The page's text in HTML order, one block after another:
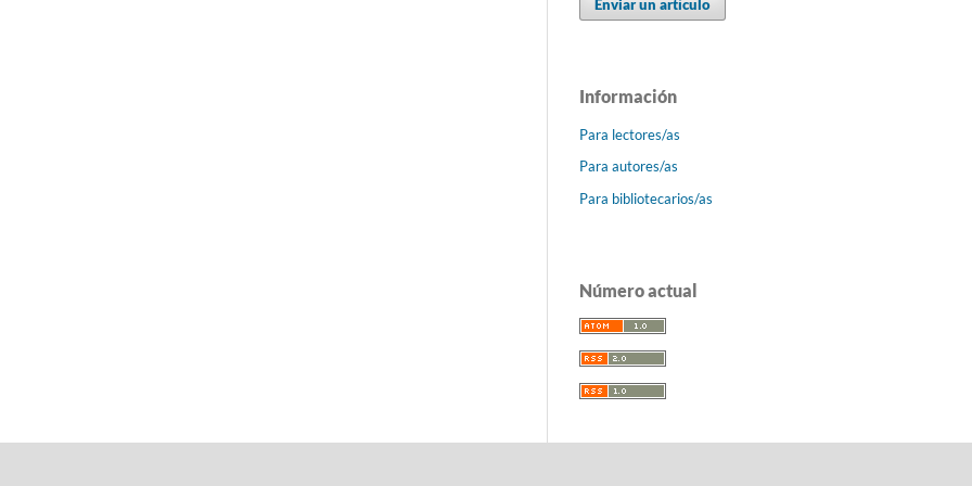
Enviar un artículo
Información
Para lectores/as
Para autores/as
Para bibliotecarios/as
Número actual